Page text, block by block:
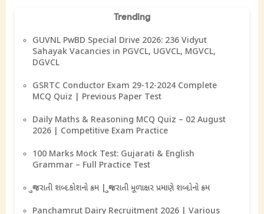
Trending
GUVNL PwBD Special Drive 2026: 236 Vidyut
Sahayak Vacancies in PGVCL, UGVCL, MGVCL,
DGVCL
GSRTC Conductor Exam 29-12-2024 Complete
MCQ Quiz | Previous Paper Test
Daily Maths & Reasoning MCQ Quiz – 02 August
2026 | Competitive Exam Practice
100 Marks Mock Test: Gujarati & English
Grammar – Full Practice Test
ગુજરાતી શબ્દકોશનો ક્રમ | ગુજરાતી મૂળાક્ષર પ્રમાણે શબ્દોનો ક્રમ
Panchamrut Dairy Recruitment 2026 | Various